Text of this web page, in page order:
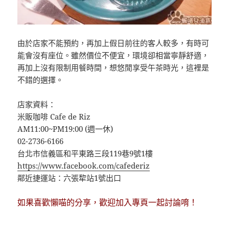
由於店家不能預約，再加上假日前往的客人較多，有時可
能會沒有座位。雖然價位不便宜，環境卻相當寧靜舒適，
再加上沒有限制用餐時間，想悠閒享受午茶時光，這裡是
不錯的選擇。
店家資料：
米販咖啡 Cafe de Riz
AM11:00~PM19:00 (週一休)
02-2736-6166
台北市信義區和平東路三段119巷9號1樓
https://www.facebook.com/cafederiz
鄰近捷運站：六張犂站1號出口
如果喜歡懶喵的分享，歡迎加入專頁一起討論唷！